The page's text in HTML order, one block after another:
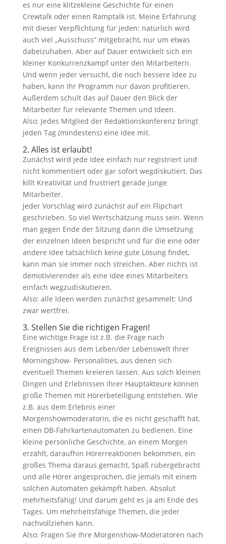
es nur eine klitzekleine Geschichte für einen
Crewtalk oder einen Ramptalk ist. Meine Erfahrung
mit dieser Verpflichtung für jeden: natürlich wird
auch viel „Ausschuss“ mitgebracht, nur um etwas
dabeizuhaben. Aber auf Dauer entwickelt sich ein
kleiner Konkurrenzkampf unter den Mitarbeitern.
Und wenn jeder versucht, die noch bessere Idee zu
haben, kann Ihr Programm nur davon profitieren.
Außerdem schult das auf Dauer den Blick der
Mitarbeiter für relevante Themen und Ideen.
Also: Jedes Mitglied der Redaktionskonferenz bringt
jeden Tag (mindestens) eine Idee mit.
2. Alles ist erlaubt!
Zunächst wird jede Idee einfach nur registriert und
nicht kommentiert oder gar sofort wegdiskutiert. Das
killt Kreativität und frustriert gerade junge
Mitarbeiter.
Jeder Vorschlag wird zunächst auf ein Flipchart
geschrieben. So viel Wertschätzung muss sein. Wenn
man gegen Ende der Sitzung dann die Umsetzung
der einzelnen Ideen bespricht und für die eine oder
andere Idee tatsächlich keine gute Lösung findet,
kann man sie immer noch streichen. Aber nichts ist
demotivierender als eine Idee eines Mitarbeiters
einfach wegzudiskutieren.
Also: alle Ideen werden zunächst gesammelt: Und
zwar wertfrei.
3. Stellen Sie die richtigen Fragen!
Eine wichtige Frage ist z.B. die Frage nach
Ereignissen aus dem Leben/der Lebenswelt Ihrer
Morningshow- Personalities, aus denen sich
eventuell Themen kreieren lassen. Aus solch kleinen
Dingen und Erlebnissen ihrer Hauptakteure können
große Themen mit Hörerbeteiligung entstehen. Wie
z.B. aus dem Erlebnis einer
Morgenshowmoderatorin, die es nicht geschafft hat,
einen DB-Fahrkartenautomaten zu bedienen. Eine
kleine persönliche Geschichte, an einem Morgen
erzählt, daraufhin Hörerreaktionen bekommen, ein
großes Thema daraus gemacht, Spaß rübergebracht
und alle Hörer angesprochen, die jemals mit einem
solchen Automaten gekämpft haben. Absolut
mehrheitsfähig! Und darum geht es ja am Ende des
Tages. Um mehrheitsfähige Themen, die jeder
nachvollziehen kann.
Also: Fragen Sie ihre Morgenshow-Moderatoren nach